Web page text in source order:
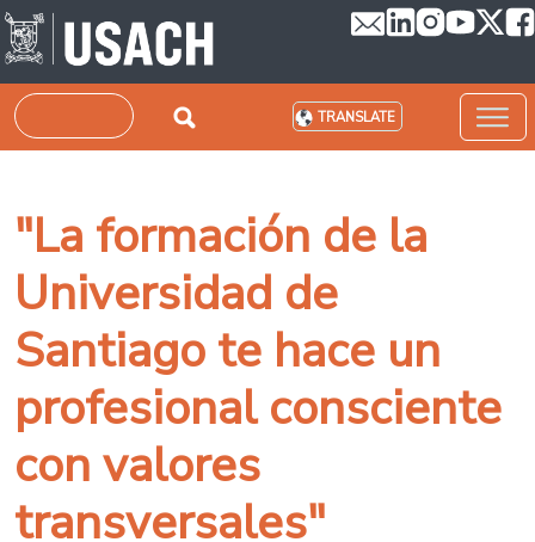
Skip to main content
Search TRANSLATE
"La formación de la
Universidad de
Santiago te hace un
profesional consciente
con valores
transversales"